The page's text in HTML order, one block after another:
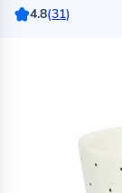
4.8(31)